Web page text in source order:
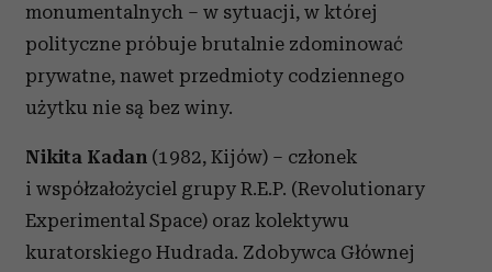
monumentalnych – w sytuacji, w której
polityczne próbuje brutalnie zdominować
prywatne, nawet przedmioty codziennego
użytku nie są bez winy.
Nikita Kadan (1982, Kijów) – członek
i współzałożyciel grupy R.E.P. (Revolutionary
Experimental Space) oraz kolektywu
kuratorskiego Hudrada. Zdobywca Głównej